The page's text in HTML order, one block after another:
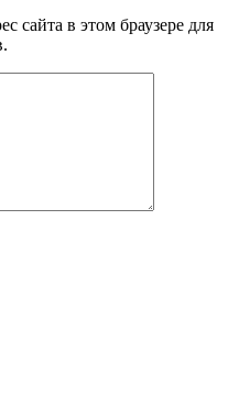
сайта в этом браузере для